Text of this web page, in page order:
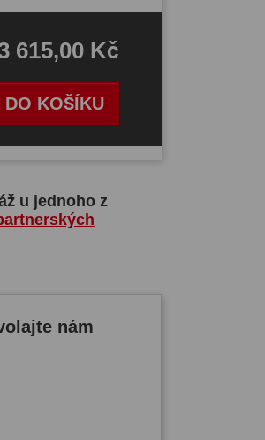
DO KOŠÍKU
615,00 Kč
u jednoho z
nám